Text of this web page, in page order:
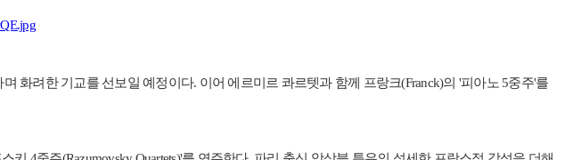
화려한 기교를 선보일 예정이다. 이어 에르미르 콰르텟과 함께 프랑크(Franck)의 '피아노 5중주'를